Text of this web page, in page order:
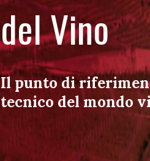
del Vino
Il punto di
tecnico del mondo